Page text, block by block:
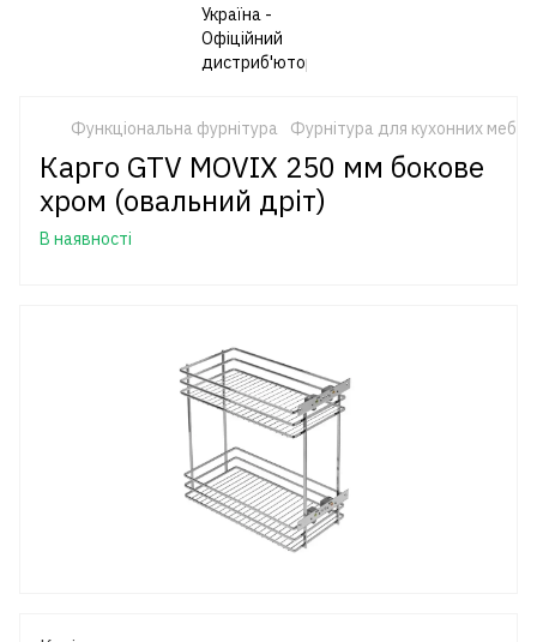
Функціональна фурнітура Фурнітура для кухонних
Карго GTV MOVIX 250 мм бокове
хром (овальний дріт)
В наявності